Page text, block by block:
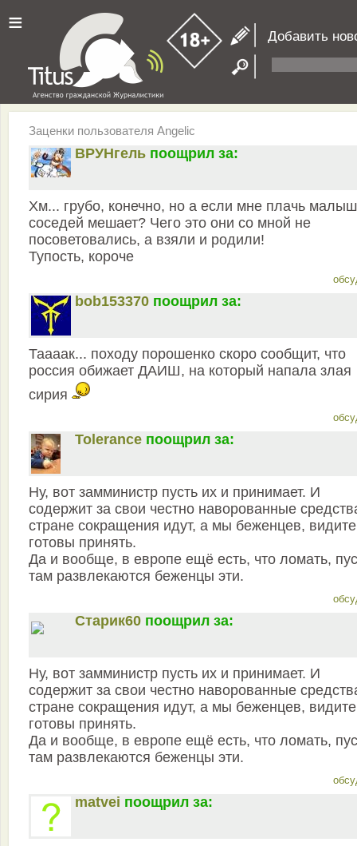
≡ Добавить
Заценки пользователя Angelic
ВРУНгель поощрил за:
Хм... грубо, конечно, но а если мне плачь
соседей мешает? Чего это они со мной не
посоветовались, а взяли и родили!
Тупость, короче
bob153370 поощрил за:
Таааак... походу порошенко скоро сообщит, что
россия обижает ДАИШ, на который напала злая
сирия
Tolerance поощрил за:
Ну, вот замминистр пусть их и принимает. И
содержит за свои честно наворованные
стране сокращения идут, а мы беженцев,
готовы принять.
Да и вообще, в европе ещё есть, что ломать,
там развлекаются беженцы эти.
Старик60 поощрил за:
Ну, вот замминистр пусть их и принимает. И
содержит за свои честно наворованные
стране сокращения идут, а мы беженцев,
готовы принять.
Да и вообще, в европе ещё есть, что ломать,
там развлекаются беженцы эти.
matvei поощрил за: